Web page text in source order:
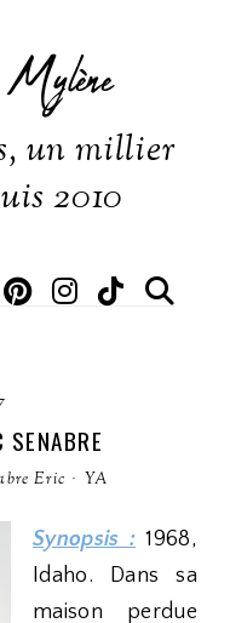
un millier
2010
Eric · YA
Synopsis : 1968,
Idaho. Dans sa
maison perdue